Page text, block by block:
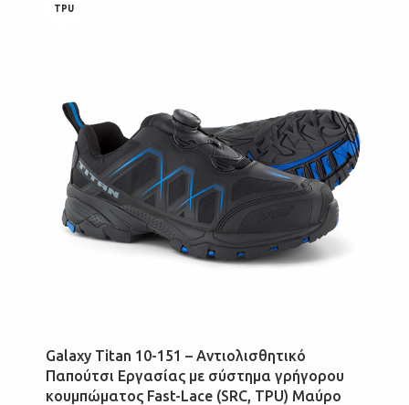
TPU
Galaxy Titan 10-151 – Αντιολισθητικό
Παπούτσι Εργασίας με σύστημα γρήγορου
κουμπώματος Fast-Lace (SRC, TPU) Μαύρο